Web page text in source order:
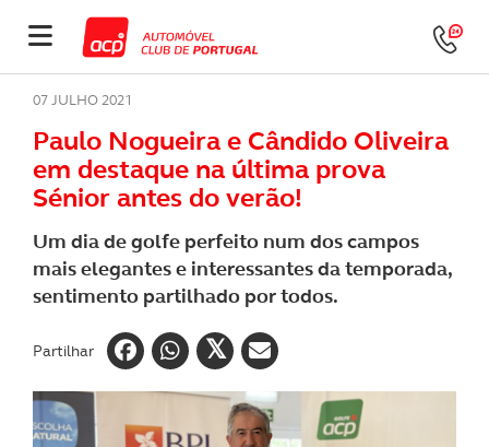
07 JULHO 2021
Paulo Nogueira e Cândido Oliveira
em destaque na última prova
Sénior antes do verão!
Um dia de golfe perfeito num dos campos
mais elegantes e interessantes da temporada,
sentimento partilhado por todos.
Partilhar